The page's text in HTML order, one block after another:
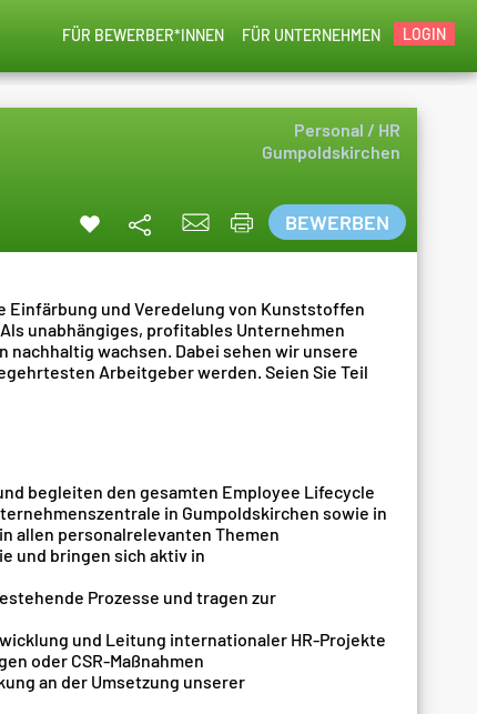
LOGIN
FÜR UNTERNEHMEN
FÜR BEWERBER*INNEN
Personal / HR
Gumpoldskirchen
BEWERBEN
und Veredelung von Kunststoffen
unabhängiges, profitables Unternehmen
wachsen. Dabei sehen wir unsere
Arbeitgeber werden. Seien Sie Teil
begleiten den gesamten Employee Lifecycle
in Gumpoldskirchen sowie in
allen personalrelevanten Themen
und bringen sich aktiv in
Prozesse und tragen zur
und Leitung internationaler HR‑Projekte
oder CSR‑Maßnahmen
an der Umsetzung unserer